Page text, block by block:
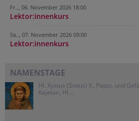
Fr.., 06. November 2026 18:00
Lektor:innenkurs
Sa.., 07. November 2026 09:00
Lektor:innenkurs
NAMENSTAGE
Hl. Xystus (Sixtus) II., Papst, und
Kajetan, Hl....